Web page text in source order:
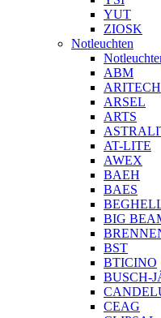
YUT
ZIOSK
Notleuchten
ABM
ARITECH
ARSEL
ARTS
AT-LITE
AWEX
BAEH
BAES
BIG
BST
BTICINO
BUSCH-
CEAG